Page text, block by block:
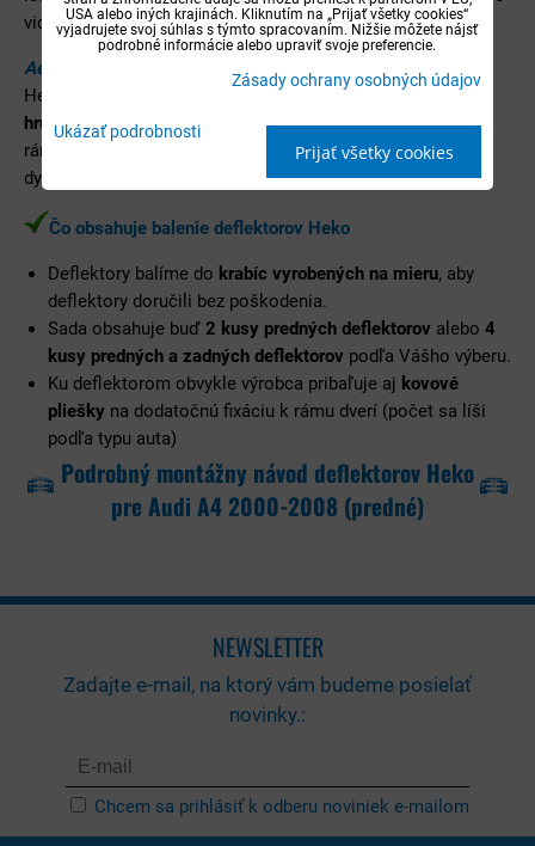
vidno, či máte zatvorené alebo pootvorené okná.
Aerodynamický tmavý dizajn
Heko deflektory sa vyrábajú z odolného tmavého akrylu o
hrúbke cca 3 mm, ktorý je presne spracovaný pre daný tvar
rámu okna. Aj napriek tomu, že deflektory sú z tmavého
dymového materiálu, tak sú zároveň ajopticky priehľadné
Čo obsahuje balenie deflektorov Heko
Deflektory balíme do krabíc vyrobených na mieru, aby
deflektory doručili bez poškodenia.
Sada obsahuje buď 2 kusy predných deflektorov alebo 4
kusy predných a zadných deflektorov podľa Vášho výberu.
Ku deflektorom obvykle výrobca pribaľuje aj kovové
pliešky na dodatočnú fixáciu k rámu dverí (počet sa líši
podľa typu auta)
Podrobný montážny návod deflektorov Heko
pre Audi A4 2000-2008 (predné)
NEWSLETTER
Zadajte e-mail, na ktorý vám budeme posielať
novinky.:
Chcem sa prihlásiť k odberu noviniek e-mailom
USA alebo iných krajinách. Kliknutím na „Prijať všetky cookies“
vyjadrujete svoj súhlas s týmto spracovaním. Nižšie môžete nájsť
podrobné informácie alebo upraviť svoje preferencie.
Zásady ochrany osobných údajov
Ukázať podrobnosti
Prijať všetky cookies